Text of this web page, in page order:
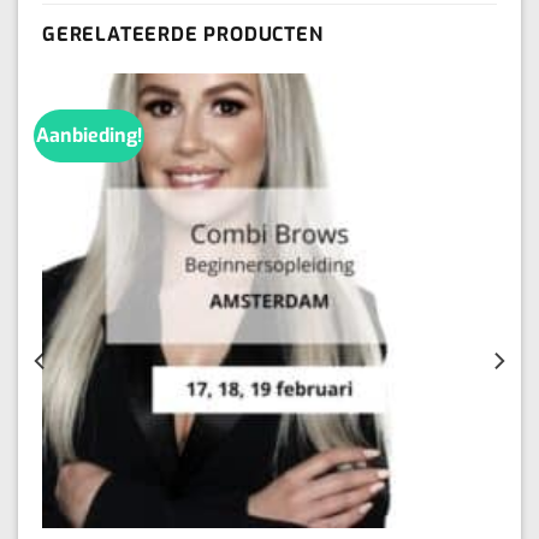
GERELATEERDE PRODUCTEN
Aanbieding!